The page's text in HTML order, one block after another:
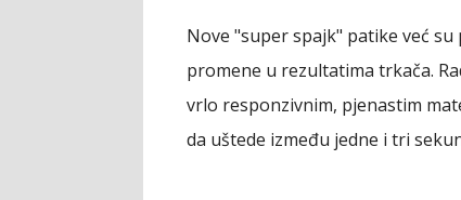
Nove "super spajk" patike već
promene u rezultatima trkača.
vrlo responzivnim, pjenastim
da uštede između jedne i tri